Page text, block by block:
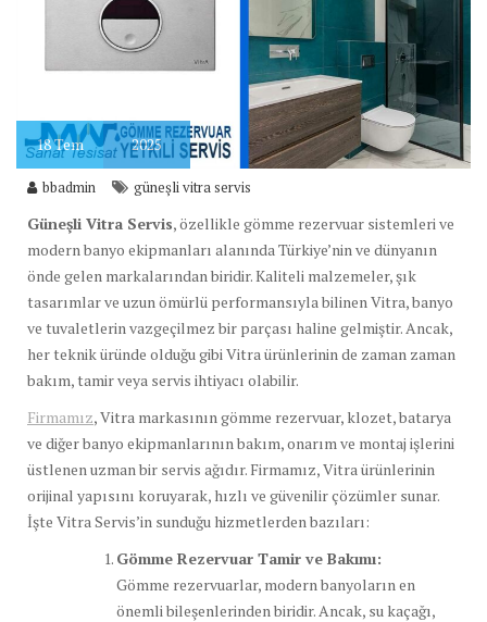
18Tem 2025
bbadmin güneşli vitra servis
Güneşli Vitra Servis, özellikle gömme rezervuar sistemleri ve
modern banyo ekipmanları alanında Türkiye’nin ve dünyanın
önde gelen markalarından biridir. Kaliteli malzemeler, şık
tasarımlar ve uzun ömürlü performansıyla bilinen Vitra, banyo
ve tuvaletlerin vazgeçilmez bir parçası haline gelmiştir. Ancak,
her teknik üründe olduğu gibi Vitra ürünlerinin de zaman zaman
bakım, tamir veya servis ihtiyacı olabilir.
Firmamız, Vitra markasının gömme rezervuar, klozet, batarya
ve diğer banyo ekipmanlarının bakım, onarım ve montaj işlerini
üstlenen uzman bir servis ağıdır. Firmamız, Vitra ürünlerinin
orijinal yapısını koruyarak, hızlı ve güvenilir çözümler sunar.
İşte Vitra Servis’in sunduğu hizmetlerden bazıları:
Gömme Rezervuar Tamir ve Bakımı:
Gömme rezervuarlar, modern banyoların en
önemli bileşenlerinden biridir. Ancak, su kaçağı,